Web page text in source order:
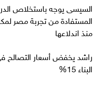
السيسى يوجه باستخلاص
المستفادة من تجربة مصر
منذ اندلاعها
راشد يخفض أسعار التصالح
البناء 15%